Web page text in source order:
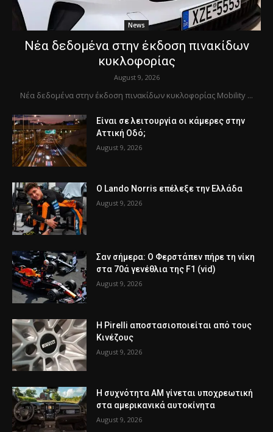
News
Νέα δεδομένα στην έκδοση πινακίδων
κυκλοφορίας
August 9, 2026
Νέα δεδομένα στην έκδοση πινακίδων κυκλοφορίας Mobility ...
Είναι σε λειτουργία οι κάμερες στην
Αττική Οδό;
August 9, 2026
Ο Lando Norris επέλεξε την Ελλάδα
August 9, 2026
Σαν σήμερα: Ο Φερστάπεν πήρε τη νίκη
στα 70ά γενέθλια της F1 (vid)
August 9, 2026
Η Pirelli αποστασιοποιείται από τους
Κινέζους
August 9, 2026
Η συχνότητα AM γίνεται υποχρεωτική
στα αμερικανικά αυτοκίνητα
August 9, 2026